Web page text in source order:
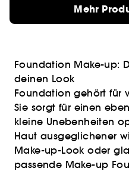
Mehr
Foundation Make-up:
deinen Look
Foundation gehört für
Sie sorgt für einen
kleine Unebenheiten
Haut ausgeglichener
Make-up-Look oder
passende Make-up